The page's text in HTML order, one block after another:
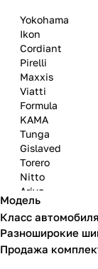
Yokohama
Ikon
Cordiant
Pirelli
Maxxis
Viatti
Formula
KAMA
Tunga
Gislaved
Torero
Nitto
Arivo
Michelin
Mazzini
Matador
Модель
Класс автомобиля
Разноширокие
Продажа